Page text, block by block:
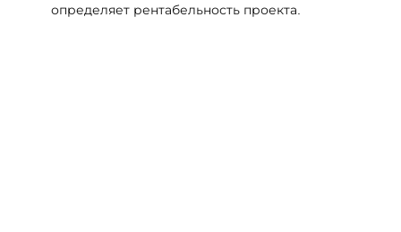
определяет рентабельность проекта.